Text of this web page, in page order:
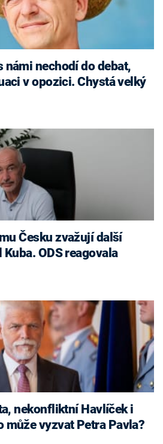
námi nechodí do debat,
v opozici. Chystá velký
ODS reagovala
může vyzvat Petra Pavla?